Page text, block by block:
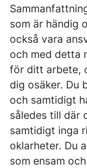
som är händig
också vara
och med detta
för ditt arbete,
dig osäker. Du
och samtidigt
således till där
samtidigt inga
oklarheter. Du
som ensam